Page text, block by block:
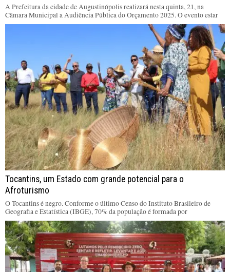
A Prefeitura da cidade de Augustinópolis realizará nesta quinta, 21, na
Câmara Municipal a Audiência Pública do Orçamento 2025. O evento estar
Tocantins, um Estado com grande potencial para o
Afroturismo
O Tocantins é negro. Conforme o último Censo do Instituto Brasileiro de
Geografia e Estatística (IBGE), 70% da população é formada por